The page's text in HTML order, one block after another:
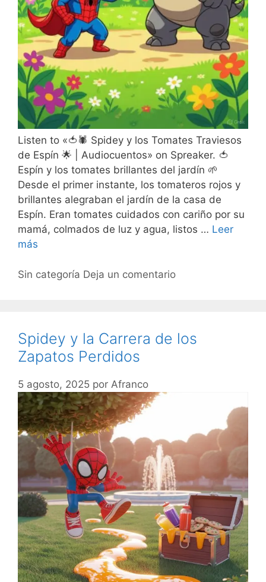
Listen to «🍅🕷️ Spidey y los Tomates Traviesos
de Espín 🌟 | Audiocuentos» on Spreaker. 🍅
Espín y los tomates brillantes del jardín 🌱
Desde el primer instante, los tomateros rojos y
brillantes alegraban el jardín de la casa de
Espín. Eran tomates cuidados con cariño por su
mamá, colmados de luz y agua, listos … Leer
más
Sin categoría Deja un comentario
Spidey y la Carrera de los
Zapatos Perdidos
5 agosto, 2025 por Afranco